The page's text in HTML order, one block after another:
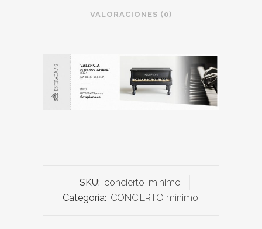
VALORACIONES (0)
SKU: concierto-minimo
Categoría: CONCIERTO mínimo